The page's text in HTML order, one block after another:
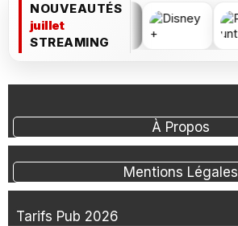
NOUVEAUTÉS
juillet
STREAMING
À Propos
Mentions Légales
Tarifs Pub 2026